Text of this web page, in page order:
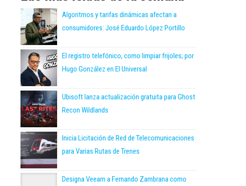
Algoritmos y tarifas dinámicas afectan a
consumidores: José Eduardo López Portillo
El registro telefónico, como limpiar frijoles; por
Hugo González en El Universal
Ubisoft lanza actualización gratuita para Ghost
Recon Wildlands
Inicia Licitación de Red de Telecomunicaciones
para Varias Rutas de Trenes
Designa Veeam a Fernando Zambrana como